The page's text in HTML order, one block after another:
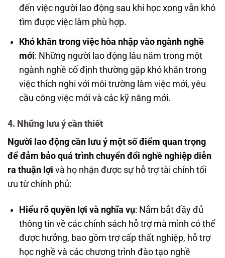
đến việc người lao động sau khi học xong vẫn khó
tìm được việc làm phù hợp.
Khó khăn trong việc hòa nhập vào ngành nghề
mới: Những người lao động lâu năm trong một
ngành nghề cố định thường gặp khó khăn trong
việc thích nghi với môi trường làm việc mới, yêu
cầu công việc mới và các kỹ năng mới.
4. Những lưu ý cần thiết
Người lao động cần lưu ý một số điểm quan trọng
để đảm bảo quá trình chuyển đổi nghề nghiệp diễn
ra thuận lợi và họ nhận được sự hỗ trợ tài chính tối
ưu từ chính phủ:
Hiểu rõ quyền lợi và nghĩa vụ: Nắm bắt đầy đủ
thông tin về các chính sách hỗ trợ mà mình có thể
được hưởng, bao gồm trợ cấp thất nghiệp, hỗ trợ
học nghề và các chương trình đào tạo nghề